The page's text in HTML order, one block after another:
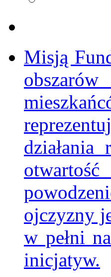
Misją
ojczyzny
w pełni
inicjatyw.